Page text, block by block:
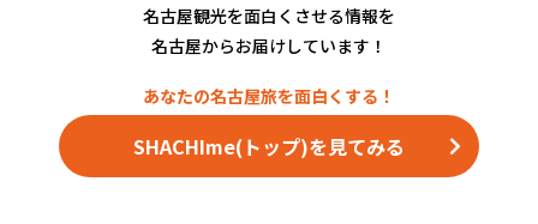
名古屋観光を面白くさせる情報を
名古屋からお届けしています！
SHACHIme(トップ)を見てみる